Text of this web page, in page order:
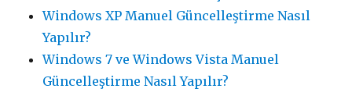
Windows XP Manuel Güncelleştirme Nasıl
Yapılır?
Windows 7 ve Windows Vista Manuel
Güncelleştirme Nasıl Yapılır?